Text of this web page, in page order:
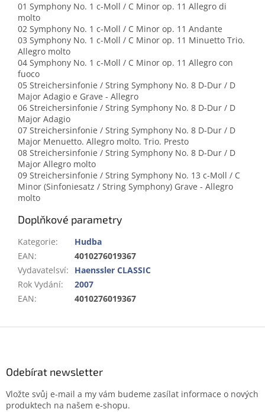
01 Symphony No. 1 c-Moll / C Minor op. 11 Allegro di
molto
02 Symphony No. 1 c-Moll / C Minor op. 11 Andante
03 Symphony No. 1 c-Moll / C Minor op. 11 Minuetto Trio.
Allegro molto
04 Symphony No. 1 c-Moll / C Minor op. 11 Allegro con
fuoco
05 Streichersinfonie / String Symphony No. 8 D-Dur / D
Major Adagio e Grave - Allegro
06 Streichersinfonie / String Symphony No. 8 D-Dur / D
Major Adagio
07 Streichersinfonie / String Symphony No. 8 D-Dur / D
Major Menuetto. Allegro molto. Trio. Presto
08 Streichersinfonie / String Symphony No. 8 D-Dur / D
Major Allegro molto
09 Streichersinfonie / String Symphony No. 13 c-Moll / C
Minor (Sinfoniesatz / String Symphony) Grave - Allegro
molto
Doplňkové parametry
Kategorie:
Hudba
EAN:
4010276019367
Vydavatelsví:
Haenssler CLASSIC
Rok Vydání:
2007
EAN: 4010276019367
Odebírat newsletter
Vložte svůj e-mail a my vám budeme zasílat informace o nových
produktech na našem e-shopu.